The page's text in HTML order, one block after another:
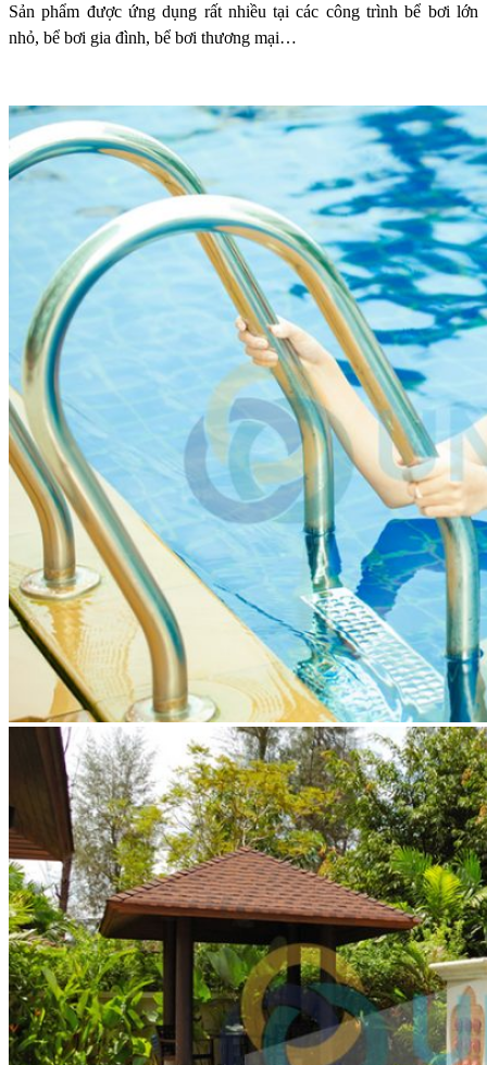
Sản phẩm được ứng dụng rất nhiều tại các công trình bể bơi lớn
nhỏ, bể bơi gia đình, bể bơi thương mại…